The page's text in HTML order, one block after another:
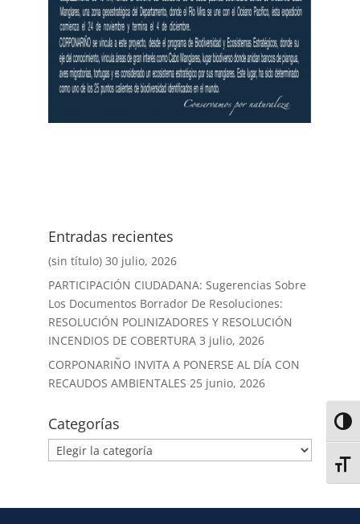
Entradas recientes
(sin título) 30 julio, 2026
PARTICIPACIÓN CIUDADANA: Sugerencias Sobre
Los Documentos Borrador De Resoluciones:
RESOLUCIÓN POLINIZADORES Y RESOLUCIÓN
INCENDIOS DE COBERTURA 3 julio, 2026
CORPONARIÑO INVITA A PONERSE AL DÍA CON
RECAUDOS AMBIENTALES 25 junio, 2026
Categorías